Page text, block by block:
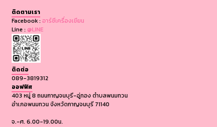
ติดตามเรา
Facebook : อาร์ซีเครื่องเขียน
Line : @LINE
ติดต่อ
089-3819312
ออฟฟิศ
403 หมู่ 8 ถนนกาญจนบุรี-อู่ทอง ตำบลพนมทวน
อำเภอพนมทวน จังหวัดกาญจนบุรี 71140
จ.-ศ. 6.00-19.00น.